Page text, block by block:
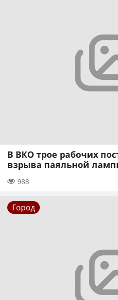
В ВКО трое рабочих
взрыва паяльной
988
Город